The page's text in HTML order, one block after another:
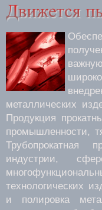
металлических
Продукция
промышленности,
Трубопрокатная
индустрии,
технологических
и полировка